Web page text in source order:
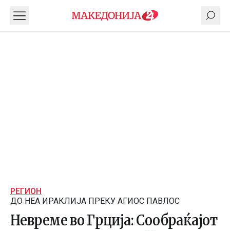
РЕГИОН
ДО НЕА ИРАКЛИЈА ПРЕКУ АГИОС ПАВЛОС
Невреме во Грција: Сообраќајот